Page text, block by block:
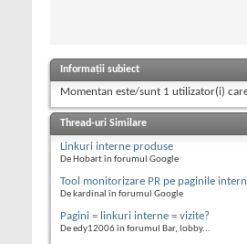
Informații subiect
Momentan este/sunt 1 utilizator(i)
Thread-uri Similare
Linkuri interne produse
De Hobart în forumul Google
Tool monitorizare PR pe paginile
De kardinal în forumul Google
Pagini = linkuri interne = vizite?
De edy12006 în forumul Bar, lobby...